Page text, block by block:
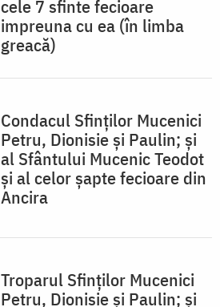
cele 7 sfinte fecioare
impreuna cu ea (în limba
greacă)
Condacul Sfinţilor Mucenici
Petru, Dionisie şi Paulin; şi
al Sfântului Mucenic Teodot
şi al celor şapte fecioare din
Ancira
Troparul Sfinţilor Mucenici
Petru, Dionisie şi Paulin; şi